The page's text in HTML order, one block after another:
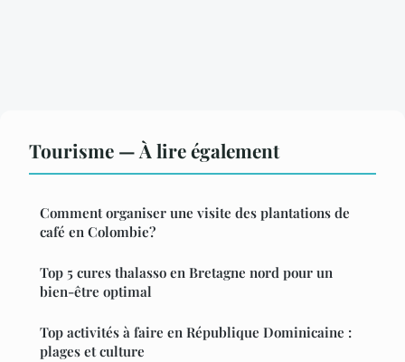
Tourisme — À lire également
Comment organiser une visite des plantations de
café en Colombie?
Top 5 cures thalasso en Bretagne nord pour un
bien-être optimal
Top activités à faire en République Dominicaine :
plages et culture